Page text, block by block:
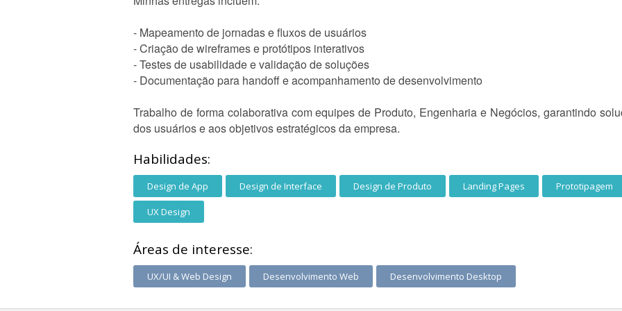
- Mapeamento de jornadas e fluxos de usuários
- Criação de wireframes e protótipos interativos
- Testes de usabilidade e validação de soluções
- Documentação para handoff e acompanhamento de desenvolvimento
Trabalho de forma colaborativa com equipes de Produto, Engenharia e Negócios, garantindo
dos usuários e aos objetivos estratégicos da empresa.
Habilidades:
Design de App Design de Interface Design de Produto Landing Pages Prototipagem
UX Design
Áreas de interesse:
UX/UI & Web Design Desenvolvimento Web Desenvolvimento Desktop